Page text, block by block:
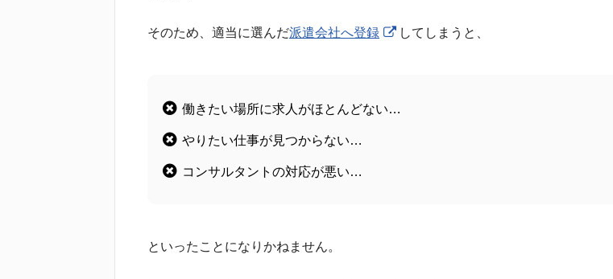
そのため、適当に選んだ派遣会社へ登録 してしまうと、
働きたい場所に求人がほとんどない…
やりたい仕事が見つからない…
コンサルタントの対応が悪い…
といったことになりかねません。